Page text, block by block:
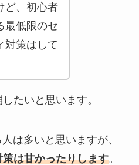
ど、初心者
最低限のセ
対策はして
たいと思います。
は多いと思いますが、
策は甘かったりします。